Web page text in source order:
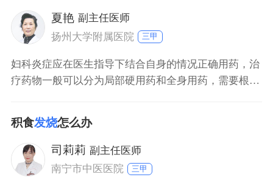
宫、输卵管、卵巢等上生殖道感染，通常的症状会有小
腹酸胀、坠痛或者伴有全身发热的症状等等。所以如果
出了上
夏艳 副主任医师
扬州大学附属医院
三甲
妇科炎症应在医生指导下结合自身的情况正确用药，治
疗药物一般可以分为局部硬用药和全身用药，需要根据
用药期间还应注意饮食清淡，避免食用辛辣刺激性食
物。
积食发烧怎么办
司莉莉 副主任医师
南宁市中医医院
三甲